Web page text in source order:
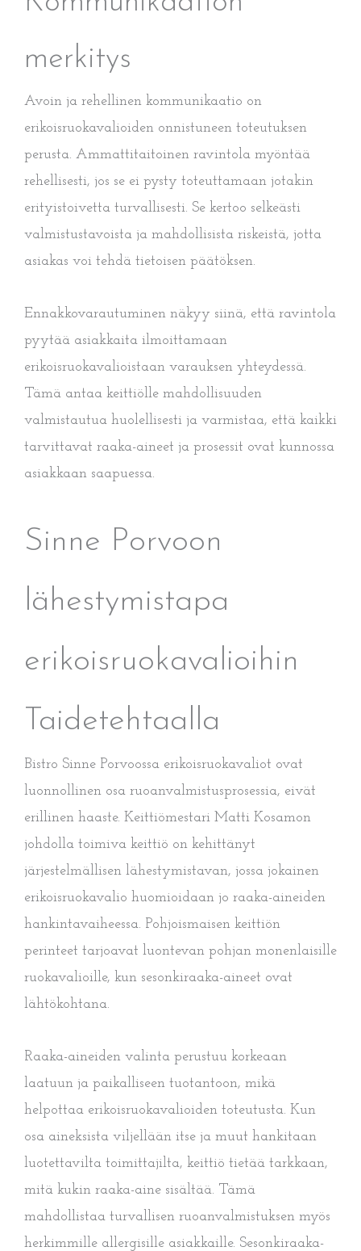
merkitys
Avoin ja rehellinen kommunikaatio on
erikoisruokavalioiden onnistuneen toteutuksen
perusta. Ammattitaitoinen ravintola myöntää
rehellisesti, jos se ei pysty toteuttamaan jotakin
erityistoivetta turvallisesti. Se kertoo selkeästi
valmistustavoista ja mahdollisista riskeistä, jotta
asiakas voi tehdä tietoisen päätöksen.
Ennakkovarautuminen näkyy siinä, että ravintola
pyytää asiakkaita ilmoittamaan
erikoisruokavalioistaan varauksen yhteydessä.
Tämä antaa keittiölle mahdollisuuden
valmistautua huolellisesti ja varmistaa, että kaikki
tarvittavat raaka-aineet ja prosessit ovat kunnossa
asiakkaan saapuessa.
Sinne Porvoon
lähestymistapa
erikoisruokavalioihin
Taidetehtaalla
Bistro Sinne Porvoossa erikoisruokavaliot ovat
luonnollinen osa ruoanvalmistusprosessia, eivät
erillinen haaste. Keittiömestari Matti Kosamon
johdolla toimiva keittiö on kehittänyt
järjestelmällisen lähestymistavan, jossa jokainen
erikoisruokavalio huomioidaan jo raaka-aineiden
hankintavaiheessa. Pohjoismaisen keittiön
perinteet tarjoavat luontevan pohjan monenlaisille
ruokavalioille, kun sesonkiraaka-aineet ovat
lähtökohtana.
Raaka-aineiden valinta perustuu korkeaan
laatuun ja paikalliseen tuotantoon, mikä
helpottaa erikoisruokavalioiden toteutusta. Kun
osa aineksista viljellään itse ja muut hankitaan
luotettavilta toimittajilta, keittiö tietää tarkkaan,
mitä kukin raaka-aine sisältää. Tämä
mahdollistaa turvallisen ruoanvalmistuksen myös
herkimmille allergisille asiakkaille. Sesonkiraaka-